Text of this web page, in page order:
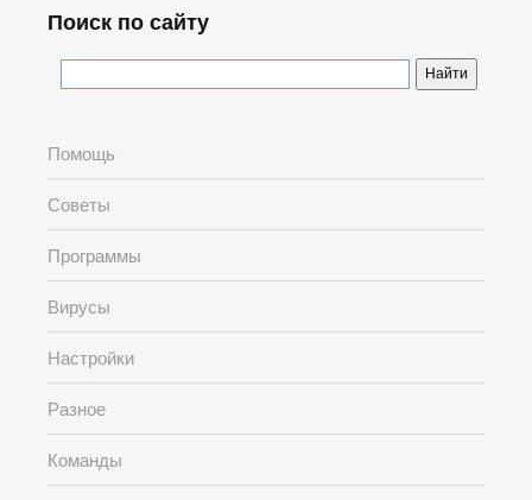
Поиск по сайту
Помощь
Советы
Программы
Вирусы
Настройки
Разное
Команды